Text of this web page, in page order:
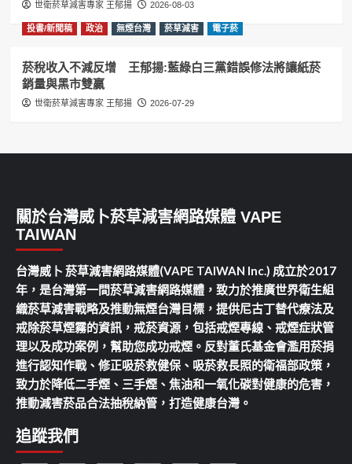
世衛菸草減害專家 王郁揚 2026-08-03
投書/新聞稿 政治 無煙台灣 菸草減害 電子菸
菸稅收入不減反增 王郁揚:藍綠白三黨錯誤修法將讓紙菸
銷量與黑市雙贏
世衛菸草減害專家 王郁揚 2026-07-29
關於台灣威卜菸草減害網路媒體 VAPE
TAIWAN
台灣威卜 菸草減害網路媒體(VAPE TAIWAN Inc.) 成立於2017
年，是台灣第一間菸草減害網路媒體，致力於推廣世界衛生組
織菸草減害戰略及推動無煙台灣目標，提供尼古丁替代療法及
戒除菸草煙霧的資訊，戒菸資源，包括戒煙專線、戒煙症狀管
理以及成功案例，幫助您成功戒煙。反對董氏基金會濫用菸捐
進行認知作戰、修正吸菸救健保、吸菸救長照的衛福部政策，
致力於降低二手煙、三手煙、焦油和一氧化碳對健康的危害，
推動減害菸品合法抽稅納管，打造健康台灣。
追蹤我們